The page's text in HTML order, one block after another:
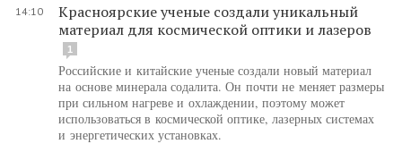
14:10
Красноярские ученые создали уникальный
материал для космической оптики и лазеров
1
Российские и китайские ученые создали новый материал
на основе минерала содалита. Он почти не меняет размеры
при сильном нагреве и охлаждении, поэтому может
использоваться в космической оптике, лазерных системах
и энергетических установках.